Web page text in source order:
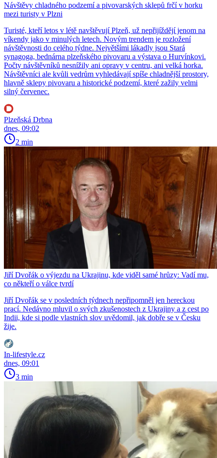
Návštěvy chladného podzemí a pivovarských sklepů frčí v horku
mezi turisty v Plzni
Turisté, kteří letos v létě navštěvují Plzeň, už nepřijíždějí jenom na
víkendy jako v minulých letech. Novým trendem je rozložení
návštěvnosti do celého týdne. Největšími lákadly jsou Stará
synagoga, bednárna plzeňského pivovaru a výstava o Hurvínkovi.
Počty návštěvníků nesnížily ani opravy v centru, ani velká horka.
Návštěvníci ale kvůli vedrům vyhledávají spíše chladnější prostory,
hlavně sklepy pivovaru a historické podzemí, které zažily velmi
silný červenec.
Plzeňská Drbna
dnes, 09:02
2 min
Jiří Dvořák o výjezdu na Ukrajinu, kde viděl samé hrůzy: Vadí mu,
co někteří o válce tvrdí
Jiří Dvořák se v posledních týdnech nepřipomněl jen hereckou
prací. Nedávno mluvil o svých zkušenostech z Ukrajiny a z cest po
Indii, kde si podle vlastních slov uvědomil, jak dobře se v Česku
žije.
In-lifestyle.cz
dnes, 09:01
3 min